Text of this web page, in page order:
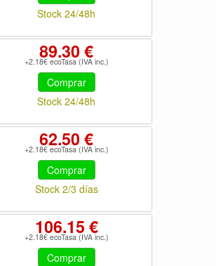
Stock 24/48h
89.30 €
+2.18€ ecoTasa (IVA inc.)
Comprar
Stock 24/48h
62.50 €
+2.18€ ecoTasa (IVA inc.)
Comprar
Stock 2/3 días
106.15 €
+2.18€ ecoTasa (IVA inc.)
Comprar